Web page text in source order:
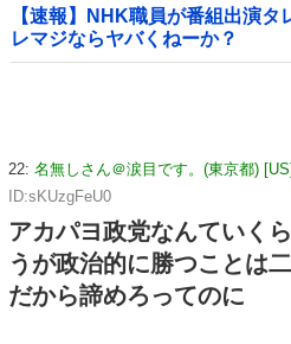
【速報】NHK職員が番組出演
レマジならヤバくねーか？
22: 名無しさん＠涙目です。(東京都) [US]
ID:sKUzgFeU0
アカパヨ政党なんていく
うが政治的に勝つことは
だから諦めろってのに